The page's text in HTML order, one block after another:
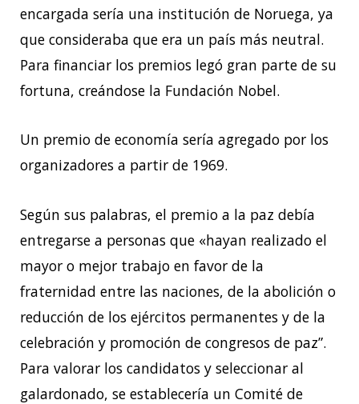
encargada sería una institución de Noruega, ya
que consideraba que era un país más neutral.
Para financiar los premios legó gran parte de su
fortuna, creándose la Fundación Nobel.
Un premio de economía sería agregado por los
organizadores a partir de 1969.
Según sus palabras, el premio a la paz debía
entregarse a personas que «hayan realizado el
mayor o mejor trabajo en favor de la
fraternidad entre las naciones, de la abolición o
reducción de los ejércitos permanentes y de la
celebración y promoción de congresos de paz”.
Para valorar los candidatos y seleccionar al
galardonado, se establecería un Comité de